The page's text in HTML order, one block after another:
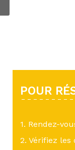
POUR
1. Rendez-
2. Vérifiez